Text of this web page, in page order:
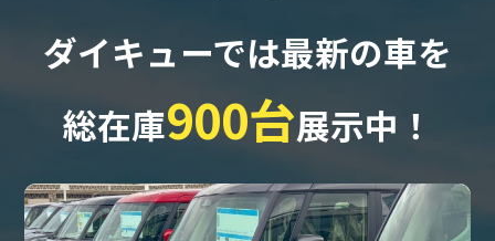
ダイキューでは最新の車を
総在庫900台展示中！